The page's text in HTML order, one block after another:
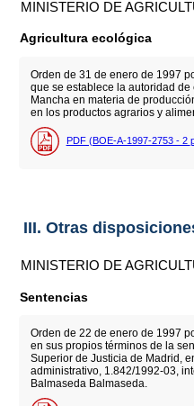
MINISTERIO DE
Agricultura ecológica
Orden de 31 de enero de 1997
que se establece la autoridad
Mancha en materia de
en los productos agrarios y
PDF (BOE-A-1997-2753 - 2
III. Otras
MINISTERIO DE
Sentencias
Orden de 22 de enero de 1997
en sus propios términos de la
Superior de Justicia de Madrid,
administrativo, 1.842/1992-03,
Balmaseda Balmaseda.